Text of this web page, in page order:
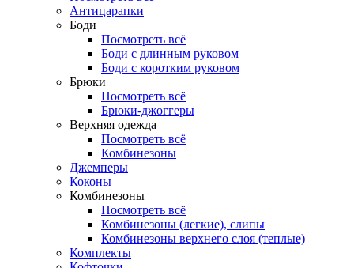
Антицарапки
Боди
Посмотреть всё
Боди с длинным руковом
Боди с коротким руковом
Брюки
Посмотреть всё
Брюки-джоггеры
Верхняя одежда
Посмотреть всё
Комбинезоны
Джемперы
Коконы
Комбинезоны
Посмотреть всё
Комбинезоны (легкие), слипы
Комбинезоны верхнего слоя (теплые)
Комплекты